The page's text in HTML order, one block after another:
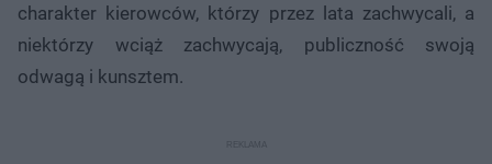
charakter kierowców, którzy przez lata zachwycali, a
niektórzy wciąż zachwycają, publiczność swoją
odwagą i kunsztem.